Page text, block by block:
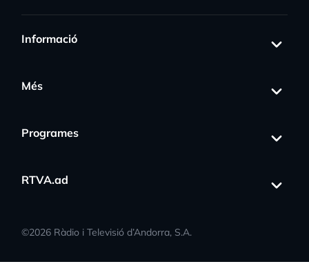
Informació
Més
Programes
RTVA.ad
©2026 Ràdio i Televisió d’Andorra, S.A.